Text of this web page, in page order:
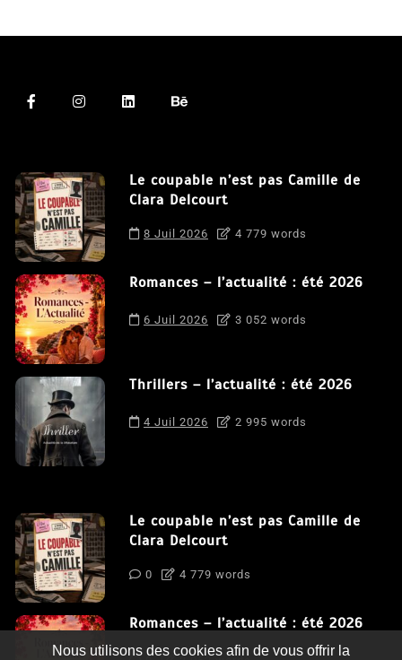
Le coupable n’est pas Camille de
Clara Delcourt
8 Juil 2026 4 779 words
Romances – l’actualité : été 2026
6 Juil 2026 3 052 words
Thrillers – l’actualité : été 2026
4 Juil 2026 2 995 words
Le coupable n’est pas Camille de
Clara Delcourt
0 4 779 words
Romances – l’actualité : été 2026
Nous utilisons des cookies afin de vous offrir la